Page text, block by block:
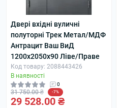
Двері вхідні вуличні
полуторні Трек Метал/МДФ
Антрацит Ваш ВиД
1200х2050х90 Ліве/Праве
Код товару: 2088443426
В наявності
0
31 750.00 ₴ -7%
29 528.00 ₴